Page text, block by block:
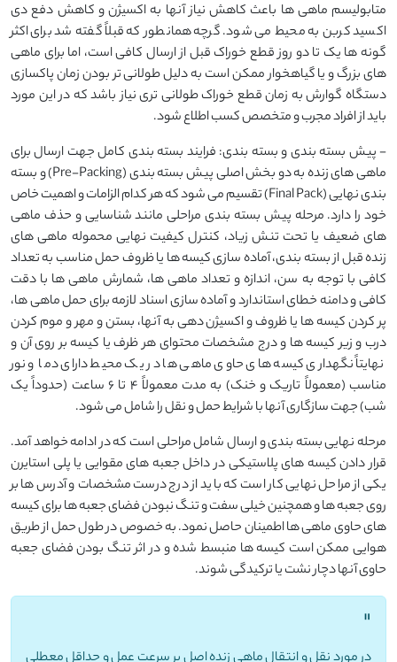
متابولیسم ماهی ها باعث کاهش نیاز آنها به اکسیژن و کاهش دفع دی
اکسید کربن به محیط می شود. گرچه همانطور که قبلاً گفته شد برای اکثر
گونه ها یک تا دو روز قطع خوراک قبل از ارسال کافی است، اما برای ماهی
های بزرگ و یا گیاهخوار ممکن است به دلیل طولانی تر بودن زمان پاکسازی
دستگاه گوارش به زمان قطع خوراک طولانی تری نیاز باشد که در این مورد
باید از افراد مجرب و متخصص کسب اطلاع شود.
- پیش بسته بندی و بسته بندی: فرایند بسته بندی کامل جهت ارسال برای
ماهی های زنده به دو بخش اصلی پیش بسته بندی (Pre-Packing) و بسته
بندی نهایی (Final Pack) تقسیم می شود که هر کدام الزامات و اهمیت خاص
خود را دارد. مرحله پیش بسته بندی مراحلی مانند شناسایی و حذف ماهی
های ضعیف یا تحت تنش زیاد، کنترل کیفیت نهایی محموله ماهی های
زنده قبل از بسته بندی، آماده سازی کیسه ها یا ظروف حمل مناسب به تعداد
کافی با توجه به سن، اندازه و تعداد ماهی ها، شمارش ماهی ها با دقت
کافی و دامنه خطای استاندارد و آماده سازی اسناد لازمه برای حمل ماهی ها،
پر کردن کیسه ها یا ظروف و اکسیژن دهی به آنها، بستن و مهر و موم کردن
درب و زیر کیسه ها و درج مشخصات محتوای هر ظرف یا کیسه بر روی آن و
نهایتاً نگهداری کیسه های حاوی ماهی ها در یک محیط دارای دما و نور
مناسب (معمولاً تاریک و خنک) به مدت معمولاً 4 تا 6 ساعت (حدوداً یک
شب) جهت سازگاری آنها با شرایط حمل و نقل را شامل می شود.
مرحله نهایی بسته بندی و ارسال شامل مراحلی است که در ادامه خواهد آمد.
قرار دادن کیسه های پلاستیکی در داخل جعبه های مقوایی یا پلی استایرن
یکی از مراحل نهایی کار است که باید از درج درست مشخصات و آدرس ها بر
روی جعبه ها و همچنین خیلی سفت و تنگ نبودن فضای جعبه ها برای کیسه
های حاوی ماهی ها اطمینان حاصل نمود. به خصوص در طول حمل از طریق
هوایی ممکن است کیسه ها منبسط شده و در اثر تنگ بودن فضای جعبه
حاوی آنها دچار نشت یا ترکیدگی شوند.
"